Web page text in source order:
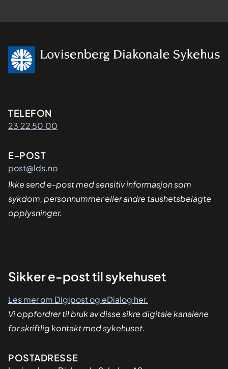
Kontaktinformasjon
TELEFON
23 22 50 00
E-POST
post@lds.no
Ikke send e-post med sensitiv informasjon som
sykdom, personnummer eller andre taushetsbelagte
opplysninger.
Sikker
Sikker e-post til sykehuset
Les mer om Digipost og eDialog her.
Vi oppfordrer til bruk av disse sikre digitale kanalene
for skriftlig kontakt med sykehuset.
Adresse
POSTADRESSE